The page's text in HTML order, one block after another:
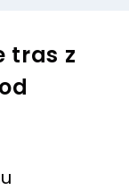
tras z